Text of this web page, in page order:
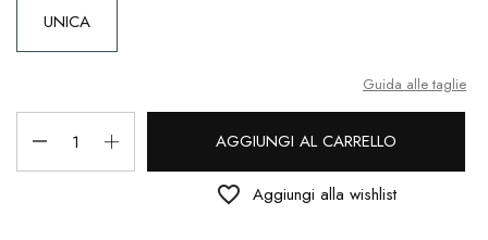
UNICA
Guida alle taglie
AGGIUNGI AL CARRELLO
favorite_border Aggiungi alla wishlist